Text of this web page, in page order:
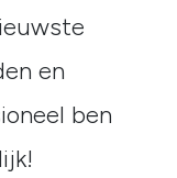
en
ben